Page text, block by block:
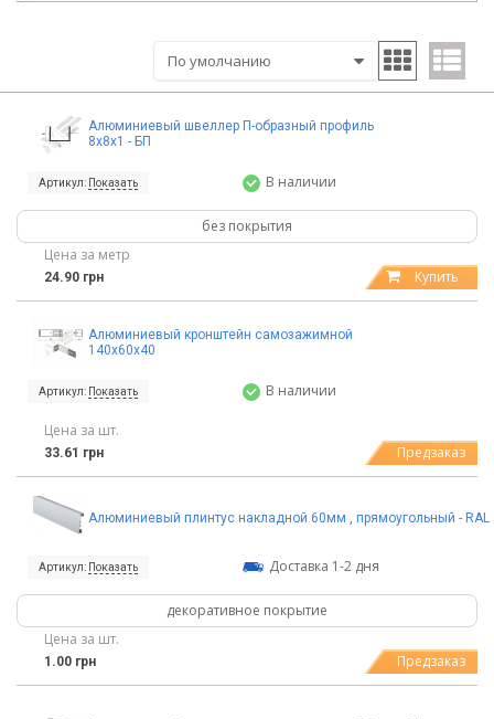
Алюминиевый швеллер П-образный профиль
8х8х1 - БП
Артикул: Показать В наличии
без покрытия
Цена за метр
24.90 грн Купить
Алюминиевый кронштейн самозажимной
140х60х40
Артикул: Показать В наличии
Цена за шт.
33.61 грн Предзаказ
Алюминиевый плинтус накладной 60мм , прямоугольный - RAL
Артикул: Показать Доставка 1-2 дня
декоративное покрытие
Цена за шт.
1.00 грн Предзаказ